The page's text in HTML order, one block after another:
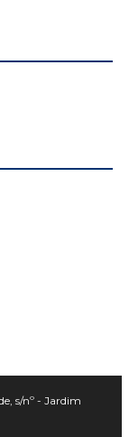
s/nº - Jardim